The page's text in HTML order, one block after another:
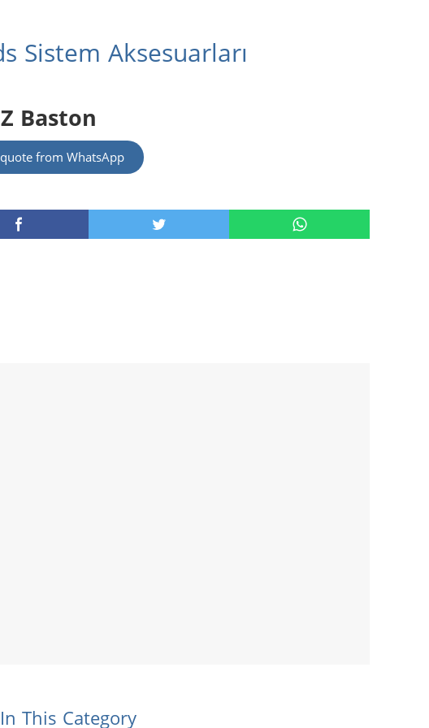
Sistem Aksesuarları
Baston
from WhatsApp
This Category